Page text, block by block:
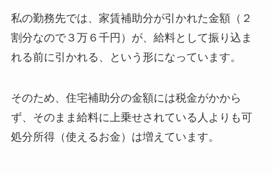
私の勤務先では、家賃補助分が引かれた金額（２
割分なので３万６千円）が、給料として振り込ま
れる前に引かれる、という形になっています。
そのため、住宅補助分の金額には税金がかから
ず、そのまま給料に上乗せされている人よりも可
処分所得（使えるお金）は増えています。